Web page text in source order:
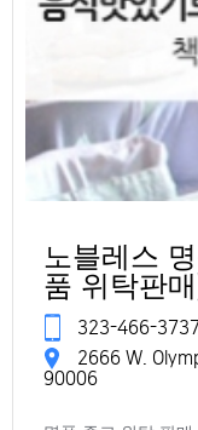
노블레스
품 위탁판
323-466-3737
2666 W.
90006